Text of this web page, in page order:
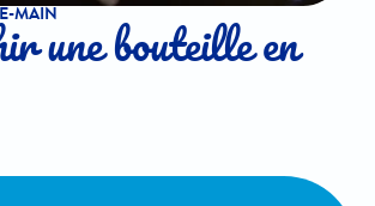
MAIN
une bouteille en